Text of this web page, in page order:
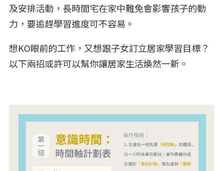
及安排活動，長時間宅在家中難免會影響孩子的動
力，要追趕學習進度可不容易。
想KO眼前的工作，又想跟子女訂立居家學習目標？
以下兩招或許可以幫你讓居家生活煥然一新。